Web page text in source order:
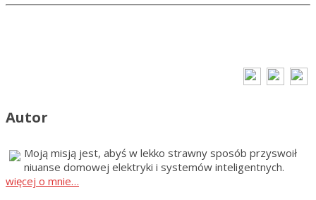
Autor
Moją misją jest, abyś w lekko strawny sposób przyswoił
niuanse domowej elektryki i systemów inteligentnych.
więcej o mnie…